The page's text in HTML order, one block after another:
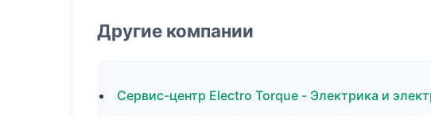
Другие компании
Сервис-центр Electro Torque - Электрика и